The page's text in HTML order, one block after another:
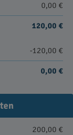
0,00 €
120,00 €
-120,00 €
0,00 €
200,00 €